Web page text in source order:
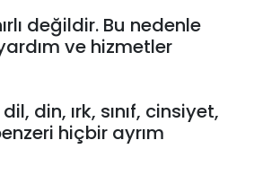
değildir. Bu nedenle
ve hizmetler
din, ırk, sınıf, cinsiyet,
hiçbir ayrım